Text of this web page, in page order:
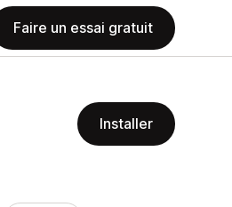
Faire un essai gratuit
Installer